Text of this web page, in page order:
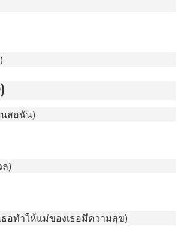
นสอฉัน)
)
ธอทำให้แม่ของเธอมีความสุข)